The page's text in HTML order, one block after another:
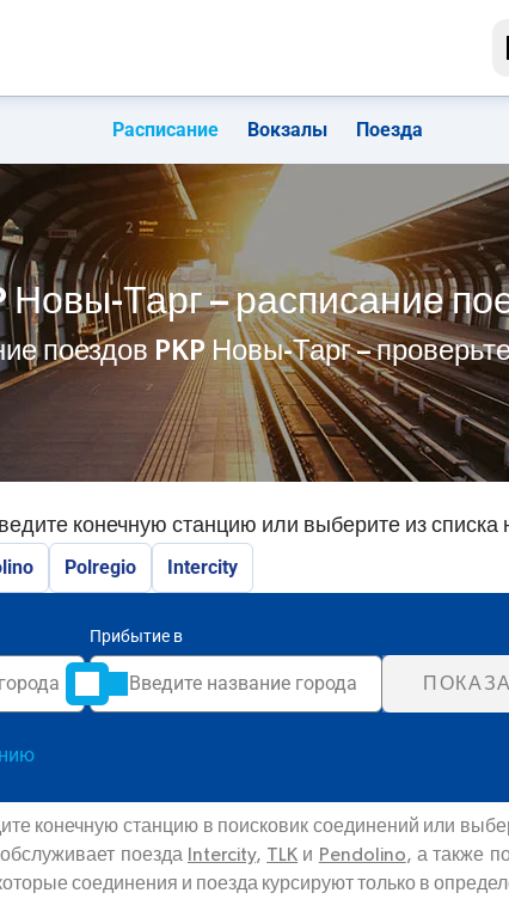
Расписание Вокзалы Поезда
Новы-Тарг – расписание
поездов PKP Новы-Тарг –
конечную станцию или выберите из списка
Polregio Intercity
Прибытие в
конечную станцию в поисковик соединений или
поезда
Intercity, TLK и Pendolino, а также
соединения и поезда курсируют только в